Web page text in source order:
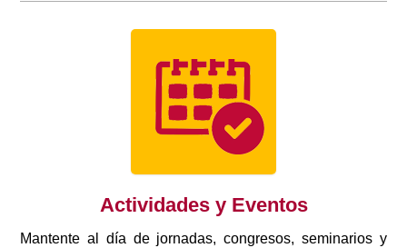
Actividades y Eventos
Mantente al día de jornadas, congresos, seminarios y